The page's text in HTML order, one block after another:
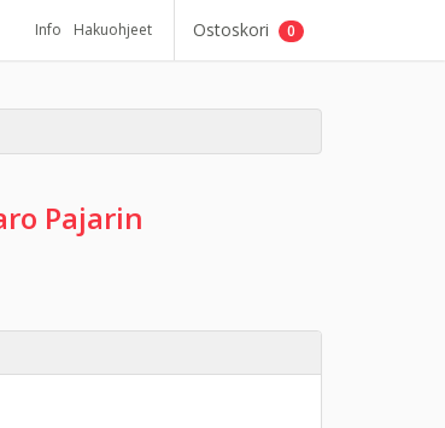
Info Hakuohjeet Ostoskori 0
Pajarin